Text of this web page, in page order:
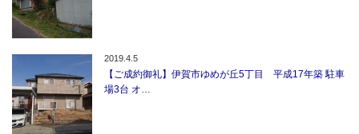
2019.4.5
【ご成約御礼】伊賀市ゆめが丘5丁目 平成17年築 駐車
場3台 オ…